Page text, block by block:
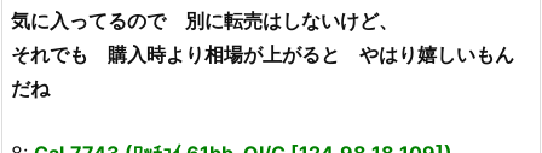
気に入ってるので 別に転売はしないけど、
それでも 購入時より相場が上がると やはり嬉しいもん
だね